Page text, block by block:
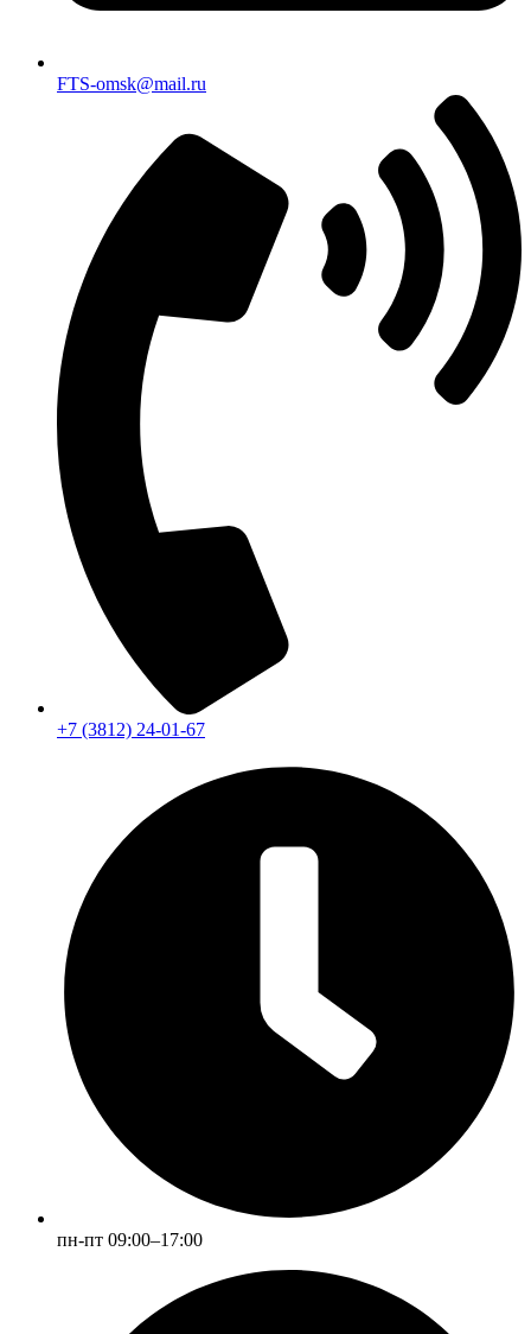
FTS-omsk@mail.ru
+7 (3812) 24-01-67
пн-пт 09:00–17:00